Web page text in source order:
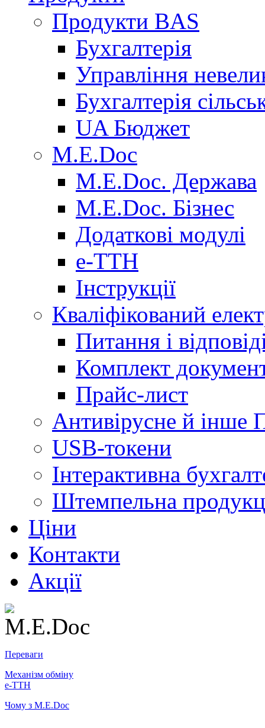
Продукти BAS
Бухгалтерія
Управління
Бухгалтерія
UA Бюджет
M.E.Doc
M.E.Doc. Держава
M.E.Doc. Бізнес
Додаткові модулі
е-ТТН
Інструкції
Кваліфікований
Питання і
Комплект
Прайс-лист
Антивірусне й інше
USB-токени
Інтерактивна
Штемпельна
Ціни
Контакти
Акції
Переваги
Механізм обміну
е-ТТН
Чому з M.E.Doc